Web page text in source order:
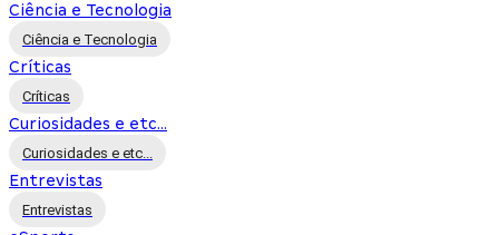
Ciência e Tecnologia
Ciência e Tecnologia
Críticas
Críticas
Curiosidades e etc...
Curiosidades e etc...
Entrevistas
Entrevistas